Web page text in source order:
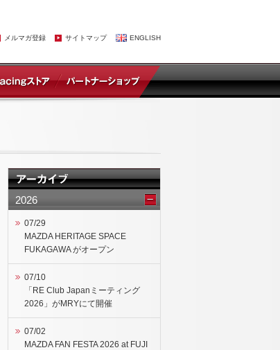
メルマガ登録 サイトマップ ENGLISH
2026
07/29
MAZDA HERITAGE SPACE
FUKAGAWA がオープン
07/10
「RE Club Japanミーティング
2026」がMRYにて開催
07/02
MAZDA FAN FESTA 2026 at FUJI